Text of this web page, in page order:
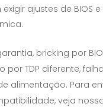
ajustes de BIOS
bricking por
por TDP diferente,
alimentação. Para
veja